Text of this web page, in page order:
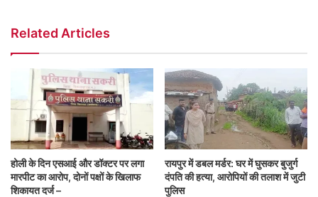
Related Articles
होली के दिन एसआई और डॉक्टर पर लगा
मारपीट का आरोप, दोनों पक्षों के खिलाफ
शिकायत दर्ज –
रायपुर में डबल मर्डर: घर में घुसकर बुजुर्ग
दंपति की हत्या, आरोपियों की तलाश में जुटी
पुलिस